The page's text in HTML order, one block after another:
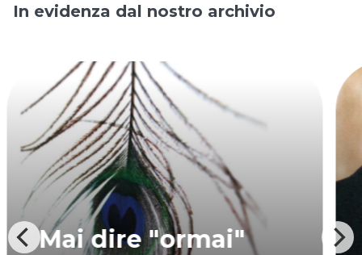
In evidenza dal nostro archivio
Mai dire "ormai"